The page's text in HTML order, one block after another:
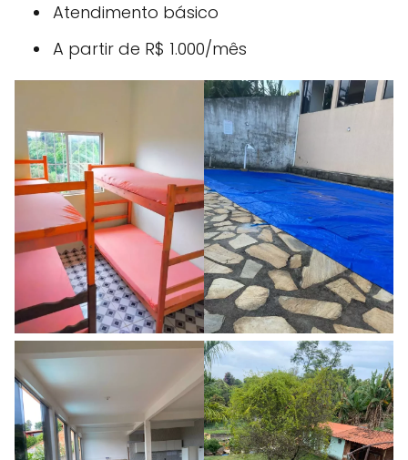
Atendimento básico
A partir de R$ 1.000/mês